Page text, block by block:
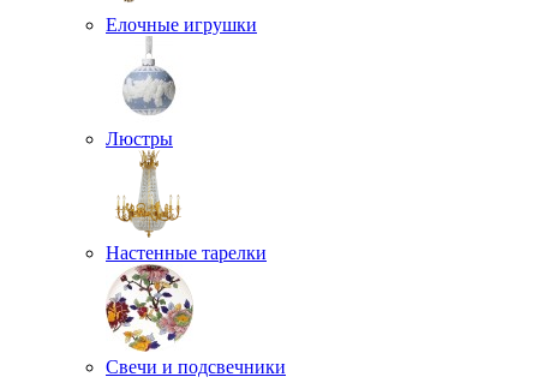
Елочные игрушки
Люстры
Настенные тарелки
Свечи и подсвечники